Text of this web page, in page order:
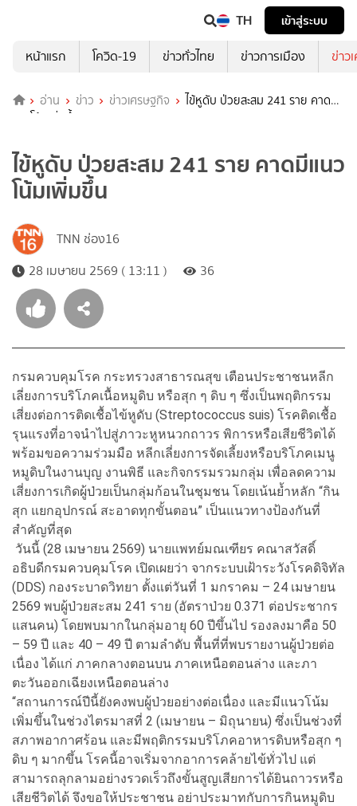
TH
เข้าสู่ระบบ
หน้าแรก
โควิด-19 ข่าวทั่วไทย ข่าวการเมือง ข่าว
อ่าน ข่าว ข่าวเศรษฐกิจ
ไข้หูดับ ป่วยสะสม 241 ราย คาดมี
แนวโน้มเพิ่มขึ้น
ไข้หูดับ ป่วยสะสม 241 ราย คาดมีแนว
โน้มเพิ่มขึ้น
TNN ช่อง16
28 เมษายน 2569 ( 13:11 )
36
กรมควบคุมโรค กระทรวงสาธารณสุข เตือนประชาชนหลีก
เลี่ยงการบริโภคเนื้อหมูดิบ หรือสุก ๆ ดิบ ๆ ซึ่งเป็นพฤติกรรม
เสี่ยงต่อการติดเชื้อไข้หูดับ (Streptococcus suis) โรคติดเชื้อ
รุนแรงที่อาจนำไปสู่ภาวะหูหนวกถาวร พิการหรือเสียชีวิตได้
พร้อมขอความร่วมมือ หลีกเลี่ยงการจัดเลี้ยงหรือบริโภคเมนู
หมูดิบในงานบุญ งานพิธี และกิจกรรมรวมกลุ่ม เพื่อลดความ
เสี่ยงการเกิดผู้ป่วยเป็นกลุ่มก้อนในชุมชน โดยเน้นย้ำหลัก “กิน
สุก แยกอุปกรณ์ สะอาดทุกขั้นตอน” เป็นแนวทางป้องกันที่
สำคัญที่สุด
วันนี้ (28 เมษายน 2569) นายแพทย์มณเฑียร คณาสวัสดิ์
อธิบดีกรมควบคุมโรค เปิดเผยว่า จากระบบเฝ้าระวังโรคดิจิทัล
(DDS) กองระบาดวิทยา ตั้งแต่วันที่ 1 มกราคม – 24 เมษายน
2569 พบผู้ป่วยสะสม 241 ราย (อัตราป่วย 0.371 ต่อประชากร
แสนคน) โดยพบมากในกลุ่มอายุ 60 ปีขึ้นไป รองลงมาคือ 50
– 59 ปี และ 40 – 49 ปี ตามลำดับ พื้นที่ที่พบรายงานผู้ป่วยต่อ
เนื่อง ได้แก่ ภาคกลางตอนบน ภาคเหนือตอนล่าง และภา
ตะวันออกเฉียงเหนือตอนล่าง
“สถานการณ์ปีนี้ยังคงพบผู้ป่วยอย่างต่อเนื่อง และมีแนวโน้ม
เพิ่มขึ้นในช่วงไตรมาสที่ 2 (เมษายน – มิถุนายน) ซึ่งเป็นช่วงที่
สภาพอากาศร้อน และมีพฤติกรรมบริโภคอาหารดิบหรือสุก ๆ
ดิบ ๆ มากขึ้น โรคนี้อาจเริ่มจากอาการคล้ายไข้ทั่วไป แต่
สามารถลุกลามอย่างรวดเร็วถึงขั้นสูญเสียการได้ยินถาวรหรือ
เสียชีวิตได้ จึงขอให้ประชาชน อย่าประมาทกับการกินหมูดิบ